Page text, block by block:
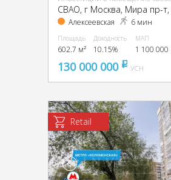
CВАО, г Москва, Мира пр-т,
Алексеевская 6 мин
Площадь
602.7 м²
Доходность
10.15%
МАП
1 100 000
130 000 000 pуб
УСН
Retail